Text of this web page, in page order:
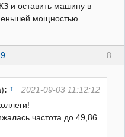
и оставить машину в
мощностью.
8
: ↑
2021-09-03 11:12:12
частота до 49,86